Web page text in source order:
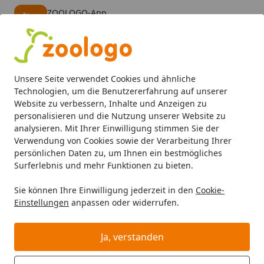
Unsere Seite verwendet Cookies und ähnliche
Technologien, um die Benutzererfahrung auf unserer
Website zu verbessern, Inhalte und Anzeigen zu
personalisieren und die Nutzung unserer Website zu
analysieren. Mit Ihrer Einwilligung stimmen Sie der
Verwendung von Cookies sowie der Verarbeitung Ihrer
persönlichen Daten zu, um Ihnen ein bestmögliches
Surferlebnis und mehr Funktionen zu bieten.
Sie können Ihre Einwilligung jederzeit in den Cookie-
Einstellungen anpassen oder widerrufen.
Ja, verstanden
ZOOLOGO-App
Alle Produkte
Mein Konto
Suchen
Startseite
Hund Hundefutter Nassfutter WOW Adult 800g Dose
WOW Adult 800g Dose
Hundenassfutter Pute mit Zucchini